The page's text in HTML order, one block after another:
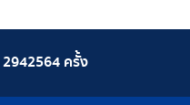
2942564 ครั้ง